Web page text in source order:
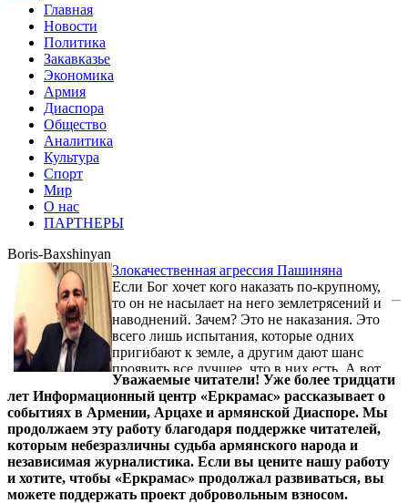
Главная
Новости
Политика
Закавказье
Экономика
Армия
Диаспора
Общество
Аналитика
Культура
Спорт
Мир
О нас
ПАРТНЕРЫ
Boris-Baxshinyan
Злокачественная агрессия Пашиняна
Если Бог хочет кого наказать по-крупному,
то он не насылает на него землетрясений и
наводнений. Зачем? Это не наказания. Это
всего лишь испытания, которые одних
пригибают к земле, а другим дают шанс
проявить все лучшее, что в них есть. А вот
наказание - это когда тебя лишают рассудка,
совести и нравственного инстинкта.
Уважаемые читатели! Уже более тридцати
лет Информационный центр «Еркрамас» рассказывает о
событиях в Армении, Арцахе и армянской Диаспоре. Мы
продолжаем эту работу благодаря поддержке читателей,
которым небезразличны судьба армянского народа и
независимая журналистика. Если вы цените нашу работу
и хотите, чтобы «Еркрамас» продолжал развиваться, вы
можете поддержать проект добровольным взносом.